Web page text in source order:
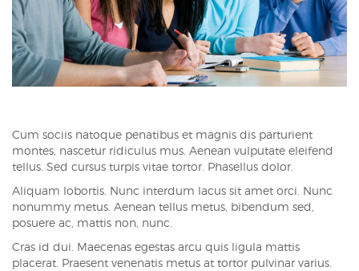
Cum sociis natoque penatibus et magnis dis parturient
montes, nascetur ridiculus mus. Aenean vulputate eleifend
tellus. Sed cursus turpis vitae tortor. Phasellus dolor.
Aliquam lobortis. Nunc interdum lacus sit amet orci. Nunc
nonummy metus. Aenean tellus metus, bibendum sed,
posuere ac, mattis non, nunc.
Cras id dui. Maecenas egestas arcu quis ligula mattis
placerat. Praesent venenatis metus at tortor pulvinar varius.